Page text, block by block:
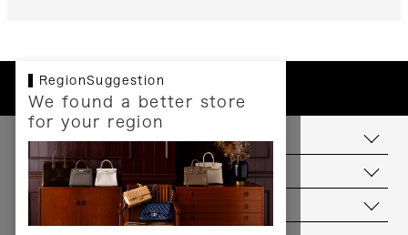
RegionSuggestion
We found a better store
for your region
お支払いについて
配送について
送料について